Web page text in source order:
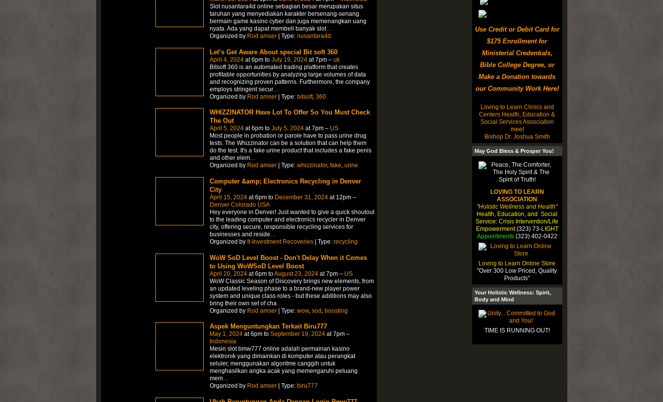
Slot nusantara4d online sebagian besar merupakan situs
taruhan yang menyediakan karakter bersenang-senang
bermain game kasino cyber dan juga memenangkan uang
nyata. Ada yang dapat membeli banyak slot…
Organized by Rod amser| Type: nusantara4d
Let’s Get Aware About special Bit soft 360
April 4, 2024at 6pm to July 19, 2024at 7pm – uk
Bitsoft 360 is an automated trading platform that creates
profitable opportunities by analyzing large volumes of data
and recognizing proven patterns. Furthermore, the company
employs stringent secur…
Organized by Rod amser| Type: bitsoft, 360
WHIZZINATOR Have Lot To Offer So You Must Check
The Out
April 5, 2024at 6pm to July 5, 2024at 7pm – US
Most people in probation or parole have to pass urine drug
tests. The Whizzinator can be a solution that can help them
do the test. It's a fake urine product that includes a fake penis
and other elem…
Organized by Rod amser| Type: whizzinator, fake, urine
Computer &amp; Electronics Recycling in Denver
City
April 15, 2024at 6pm to December 31, 2024at 12pm –
Denver Colorado USA
Hey everyone in Denver! Just wanted to give a quick shoutout
to the leading computer and electronics recycler in Denver
city, offering secure, responsible recycling services for
businesses and reside…
Organized by It-Investment Recoveries| Type: recycling
WoW SoD Level Boost - Don't Delay When it Comes
to Using WoWSoD Level Boost
April 20, 2024at 6pm toAugust 23, 2024at 7pm – US
WoW Classic Season of Discovery brings new elements, from
an updated leveling phase to a brand-new player power
system and unique class roles - but these additions may also
bring their own set of cha
Organized by Rod amser| Type: wow, sod boosting
Aspek Menguntungkan Terkait Biru777
May 1, 2024at 6pm to September 19, 2024at 7pm –
Indonesia
Mesin slot bmw777 online adalah permainan kasino
elektronik yang dimainkan di komputer atau perangkat
seluler, menggunakan algoritme canggih untuk
menghasilkan angka acak yang memengaruhi peluang
mem…
Organized by Rod amser| Type: biru777
Use Credit or Debit Card for
$175 Enrollment for
Ministerial Credentials,
Bible College Degree, or
Make a Donation towards
our Community Work Here!
Loving to Learn Clinics and
Centers Health, Education &
Social Services Association
meet
Bishop Dr. Joshua Smith
May God Bless & Prosper You!
LOVING TO LEARN
ASSOCIATION
"Holistic Wellness and Health"
Health, Education, and Social
Service: Crisis Intervention/Life
Empowerment(323) 73-LIGHT
Appointments(323) 402-0422
Loving to Learn Online Store
"Over 300 Low Priced, Quality
Products"
Your Holistic Wellness: Spirit,
Body and Mind
TIME IS RUNNING OUT!